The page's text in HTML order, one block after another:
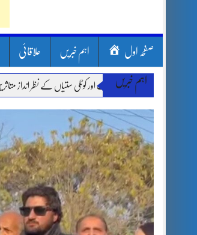
صفحہ اول اہم خبریں علاقائی
اہم خبریں
بارشیں، لینڈ سلائیڈنگ اور کوٹلی ستیاں کے نظر انداز متاثرین